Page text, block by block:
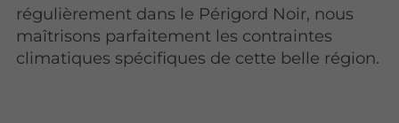
régulièrement dans le Périgord Noir, nous
maîtrisons parfaitement les contraintes
climatiques spécifiques de cette belle région.